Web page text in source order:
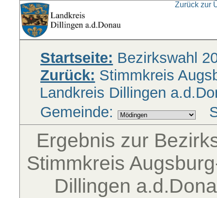
Zurück zur
Startseite: Bezirkswahl
Zurück: Stimmkreis
Landkreis Dillingen
Gemeinde:
Ergebnis zur
Stimmkreis
Dillingen